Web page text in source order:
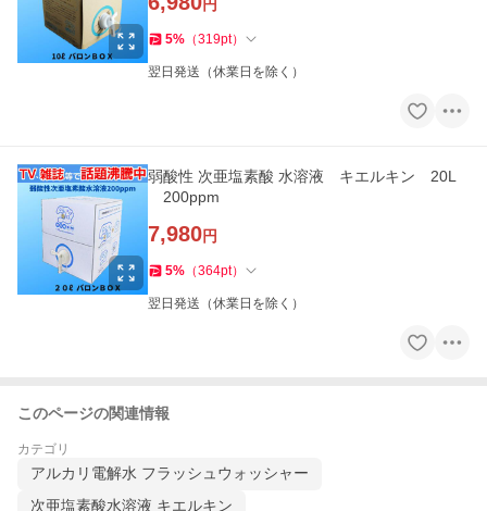
円
5% （319pt）
翌日発送（休業日を除く）
弱酸性 次亜塩素酸 水溶液 キエルキン 20L
200ppm
7,980円
5% （364pt）
翌日発送（休業日を除く）
このページの関連情報
カテゴリ
アルカリ電解水 フラッシュウォッシャー
次亜塩素酸水溶液 キエルキン